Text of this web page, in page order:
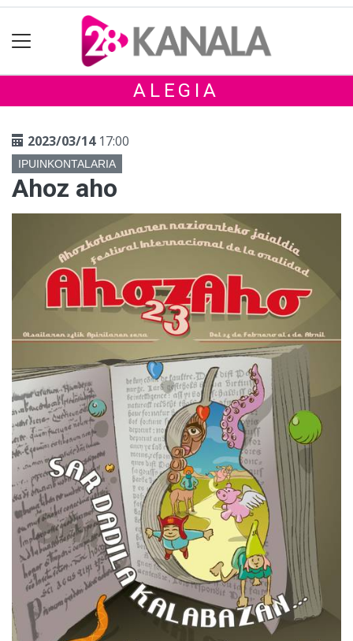
ALEGIA
2023/03/1417:00
IPUINKONTALARIA
Ahoz aho